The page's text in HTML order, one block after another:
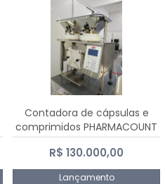
Contadora de cápsulas e
comprimidos PHARMACOUNT
- 2-2R3
R$ 130.000,00
Lançamento